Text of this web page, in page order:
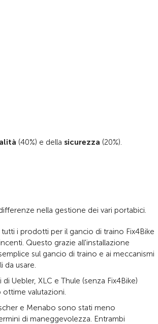
(40%) e della sicurezza (20%).
nella gestione dei vari portabici.
i prodotti per il gancio di traino Fix4Bike
Questo grazie all'installazione
sul gancio di traino e ai meccanismi
da usare.
Uebler, XLC e Thule (senza Fix4Bike)
valutazioni.
e Menabo sono stati meno
di maneggevolezza. Entrambi